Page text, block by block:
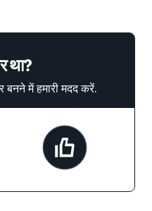
था?
में हमारी मदद करें.